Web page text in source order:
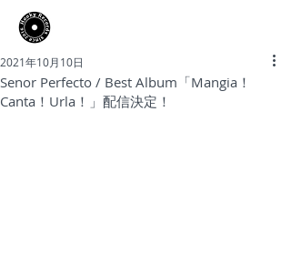
Senor Perfecto / Best Album「Mangia！
Canta！Urla！」配信決定！
2021年10月10日